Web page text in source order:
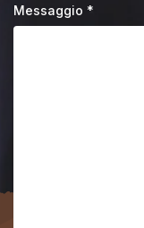
Messaggio *